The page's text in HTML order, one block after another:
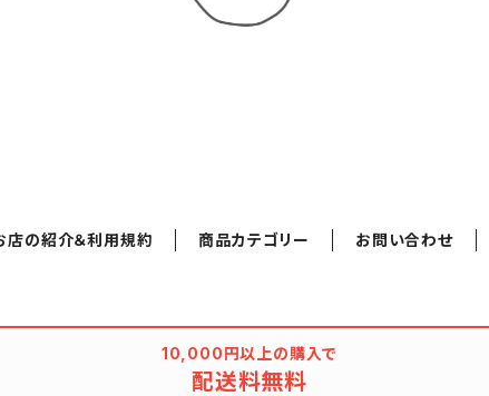
店の紹介＆利用規約 商品カテゴリー お問い合わせ
10,000円以上の購入で
配送料無料